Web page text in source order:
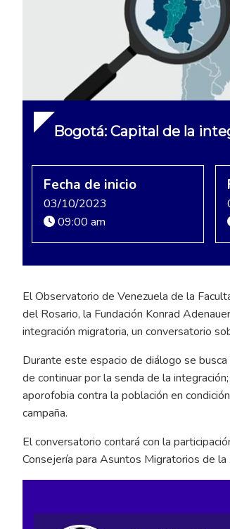
Bogotá: Capital de la
Fecha de inicio
03/10/2023
09:00 am
El Observatorio de Venezuela de la
del Rosario, la Fundación Konrad
integración migratoria, un conversatorio
Durante este espacio de diálogo se
de continuar por la senda de la
aporofobia contra la población en
campaña.
El conversatorio contará con la
Consejería para Asuntos Migratorios de